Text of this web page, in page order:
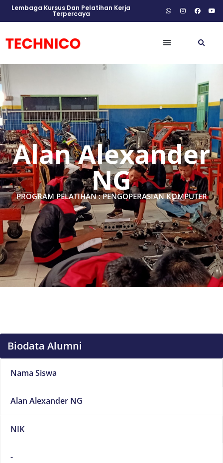
Lembaga Kursus Dan Pelatihan Kerja
Terpercaya
Alan Alexander
NG
PROGRAM PELATIHAN : PENGOPERASIAN KOMPUTER
Biodata Alumni
Nama Siswa
Alan Alexander NG
NIK
-